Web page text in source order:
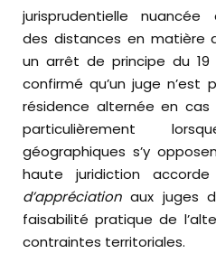
jurisprudentielle nuancée
des distances en matière
un arrêt de principe du
confirmé qu’un juge n’est
résidence alternée en
particulièrement
géographiques s’y
haute juridiction
d’appréciationaux juges
faisabilité pratique de
contraintes territoriales.